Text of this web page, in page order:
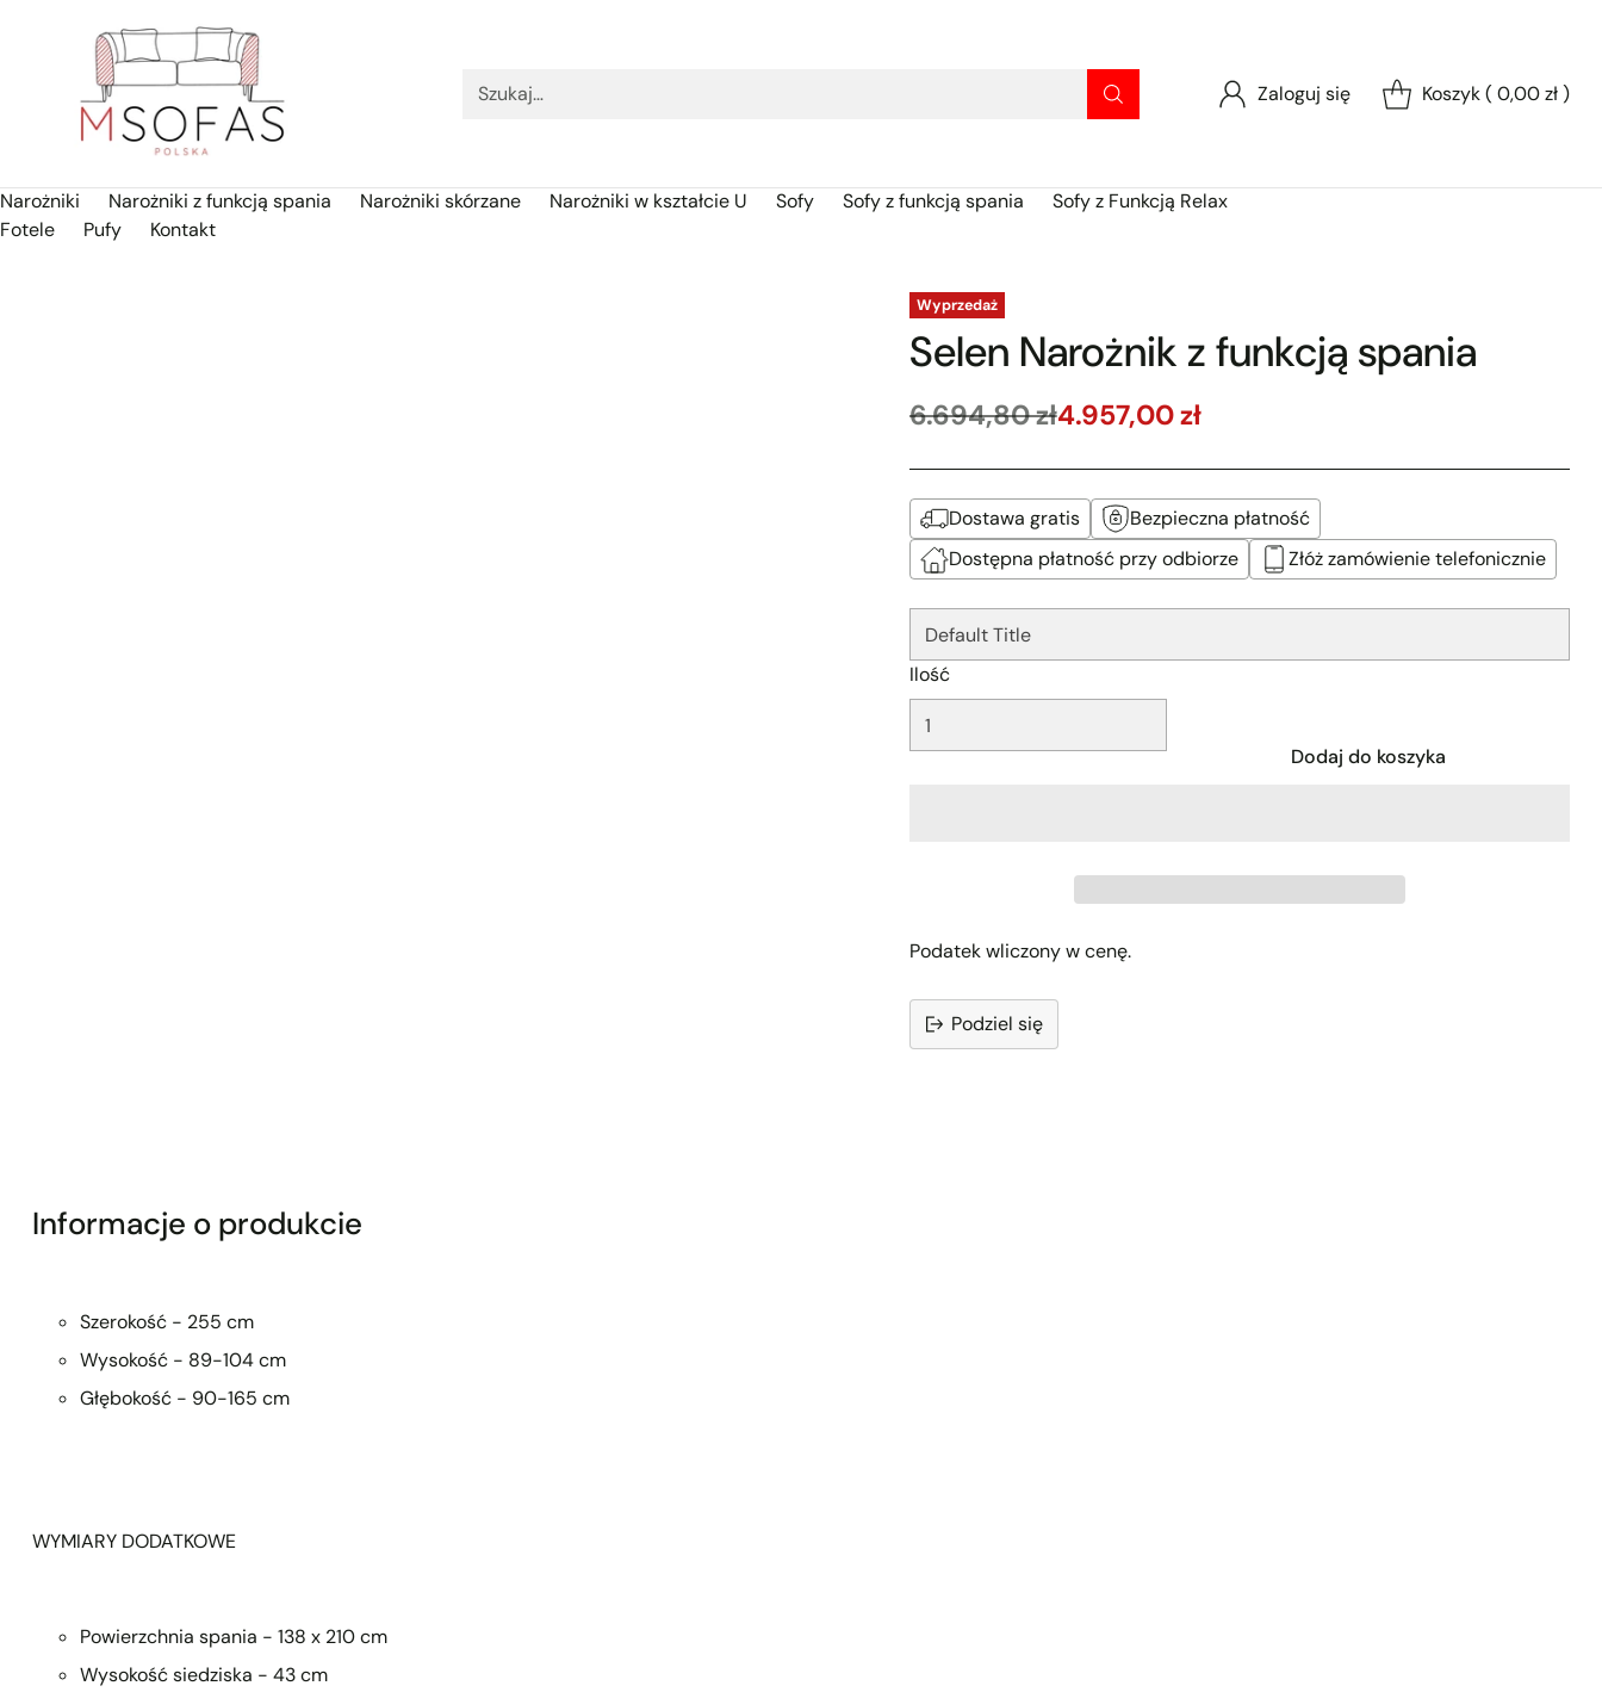
□
Szukaj… Zaloguj się Koszyk ( 0,00 zł )
Narożniki Narożniki z funkcją spania Narożniki skórzane Narożniki w kształcie U Sofy Sofy z funkcją spania
Sofy z Funkcją Relax
Fotele
Pufy Kontakt
Wyprzedaż
Selen Narożnik z funkcją spania
Cena
regularna
6.694,80 zł4.957,00 zł
Dostawa gratis
Bezpieczna płatność
Dostępna płatność przy odbiorze
Złóż zamówienie telefonicznie
Ilość
Dodaj do koszyka
Podatek wliczony w cenę.
Podziel się
Informacje o produkcie
Szerokość - 255 cm
Wysokość - 89-104 cm
Głębokość - 90-165 cm
WYMIARY DODATKOWE
Powierzchnia spania - 138 x 210 cm
Wysokość siedziska - 43 cm